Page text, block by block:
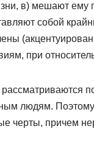
в) мешают ему
собой
при
людям. Поэтому
черты, причем